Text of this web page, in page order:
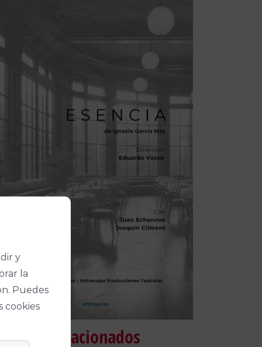
relacionados
y
la
Puedes
cookies